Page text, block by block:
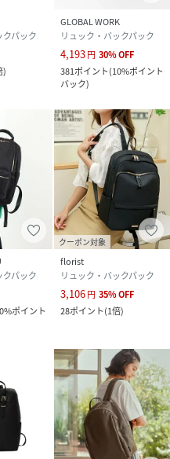
パック
)
GLOBAL WORK
リュック・バックパック
4,193円 30%OFF
381ポイント(10%ポイント
バック)
パック
ポイント
クーポン対象
florist
リュック・バックパック
3,106円 35%OFF
28ポイント(1倍)